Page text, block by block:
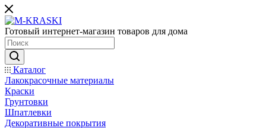
Готовый интернет-магазин товаров для дома
Каталог
Лакокрасочные материалы
Краски
Грунтовки
Шпатлевки
Декоративные покрытия